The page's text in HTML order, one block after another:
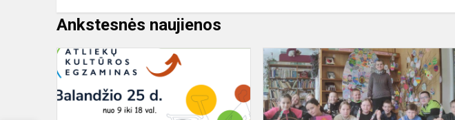
Ankstesnės naujienos
Geri
Atliekų
kultūros
egzamino